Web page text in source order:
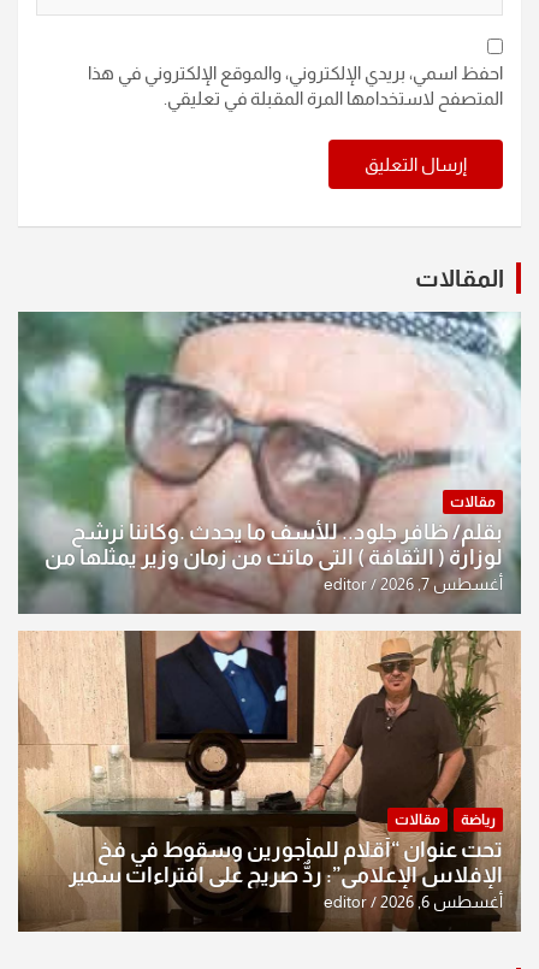
احفظ اسمي، بريدي الإلكتروني، والموقع الإلكتروني في هذا
المتصفح لاستخدامها المرة المقبلة في تعليقي.
المقالات
مقالات
بقلم/ ظافر جلود.. للأسف ما يحدث .وكاننا نرشح
لوزارة ( الثقافة ) التي ماتت من زمان وزير يمثلها من
النخبة والإرث العظيم للثقافة العراقية..
أغسطس 7, 2026 editor
رياضة مقالات
تحت عنوان “أقلام للمأجورين وسقوط في فخ
الإفلاس الإعلامي”: ردٌّ صريح على افتراءات سمير
الشكرجي
أغسطس 6, 2026 editor